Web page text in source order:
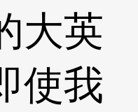
大英
使我